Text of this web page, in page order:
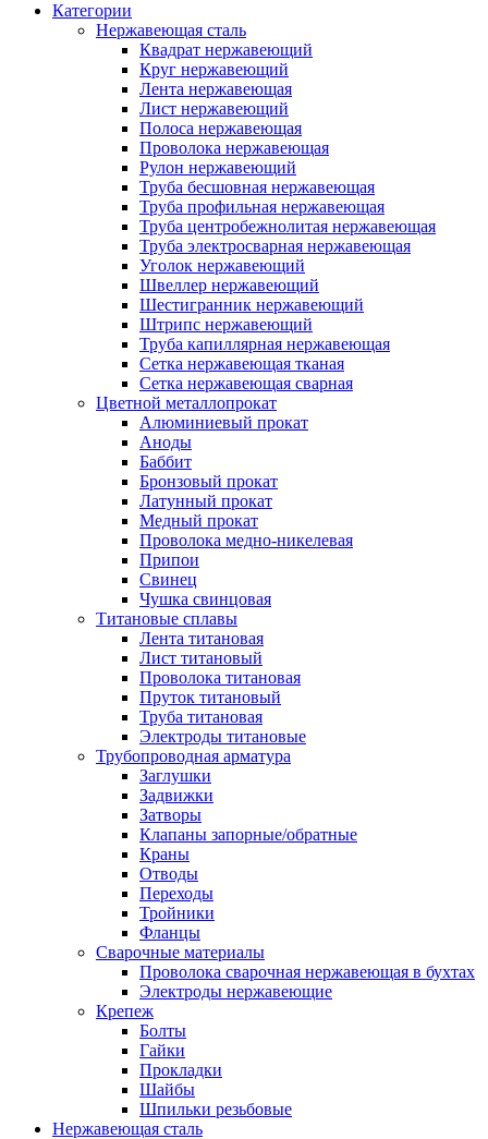
Категории
Нержавеющая сталь
Квадрат нержавеющий
Круг нержавеющий
Лента нержавеющая
Лист нержавеющий
Полоса нержавеющая
Проволока нержавеющая
Рулон нержавеющий
Труба бесшовная нержавеющая
Труба профильная нержавеющая
Труба центробежнолитая нержавеющая
Труба электросварная нержавеющая
Уголок нержавеющий
Швеллер нержавеющий
Шестигранник нержавеющий
Штрипс нержавеющий
Труба капиллярная нержавеющая
Сетка нержавеющая тканая
Сетка нержавеющая сварная
Цветной металлопрокат
Алюминиевый прокат
Аноды
Баббит
Бронзовый прокат
Латунный прокат
Медный прокат
Проволока медно-никелевая
Припои
Свинец
Чушка свинцовая
Титановые сплавы
Лента титановая
Лист титановый
Проволока титановая
Пруток титановый
Труба титановая
Электроды титановые
Трубопроводная арматура
Заглушки
Задвижки
Затворы
Клапаны запорные/обратные
Краны
Отводы
Переходы
Тройники
Фланцы
Сварочные материалы
Проволока сварочная нержавеющая в бухтах
Электроды нержавеющие
Крепеж
Болты
Гайки
Прокладки
Шайбы
Шпильки резьбовые
Нержавеющая сталь